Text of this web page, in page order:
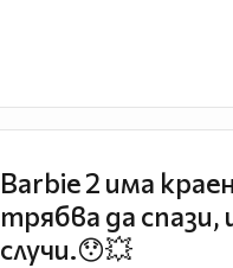
Barbie 2 има
трябва да спази,
случи.😯💥